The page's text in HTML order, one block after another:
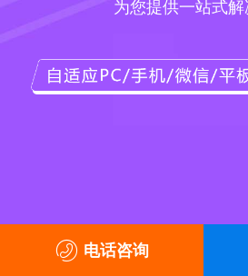
为您提供一站式解
电话咨询